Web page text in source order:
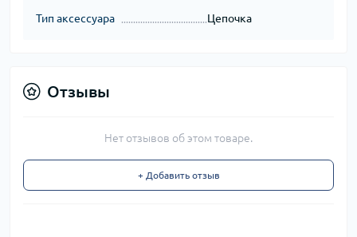
Тип аксессуара Цепочка
Отзывы
Нет отзывов об этом товаре.
+ Добавить отзыв